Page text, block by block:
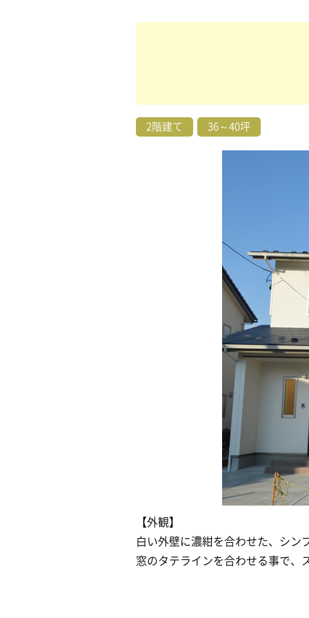
2階建て 36～40坪
【外観】
白い外壁に濃紺を合わせた、シン
窓のタテラインを合わせる事で、